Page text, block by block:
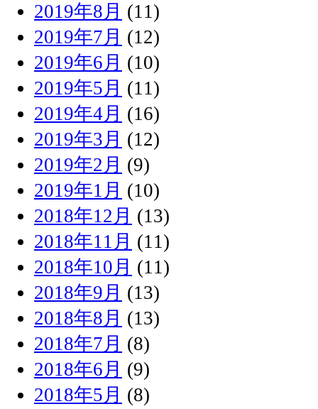
2019年8月 (11)
2019年7月 (12)
2019年6月 (10)
2019年5月 (11)
2019年4月 (16)
2019年3月 (12)
2019年2月 (9)
2019年1月 (10)
2018年12月 (13)
2018年11月 (11)
2018年10月 (11)
2018年9月 (13)
2018年8月 (13)
2018年7月 (8)
2018年6月 (9)
2018年5月 (8)